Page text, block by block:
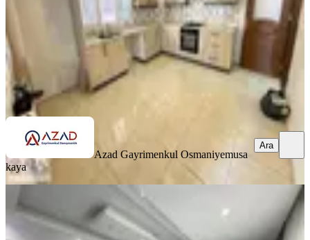
2.250.000 ₺Yatırım Skoru 66 Fırsat
Azad Gayrimenkul Osmaniye musa kaya
Ara
Azad Gayrimenkul Osmaniyemusa
kaya
Ara
Azad- Rahime Hatun Mah Salı Pazarı
Civarında Satılık 4+1 Daire